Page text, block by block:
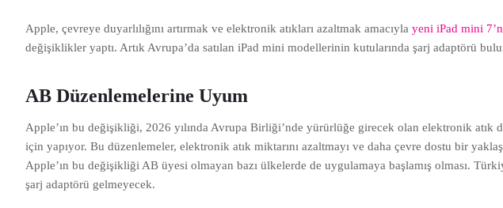
Apple, çevreye duyarlılığını artırmak ve elektronik atıkları azaltmak amacıyla yeni iPad mini
değişiklikler yaptı. Artık Avrupa’da satılan iPad mini modellerinin kutularında şarj adaptörü
AB Düzenlemelerine Uyum
Apple’ın bu değişikliği, 2026 yılında Avrupa Birliği’nde yürürlüğe girecek olan elektronik atık
için yapıyor. Bu düzenlemeler, elektronik atık miktarını azaltmayı ve daha çevre dostu bir
Apple’ın bu değişikliği AB üyesi olmayan bazı ülkelerde de uygulamaya başlamış olması.
şarj adaptörü gelmeyecek.